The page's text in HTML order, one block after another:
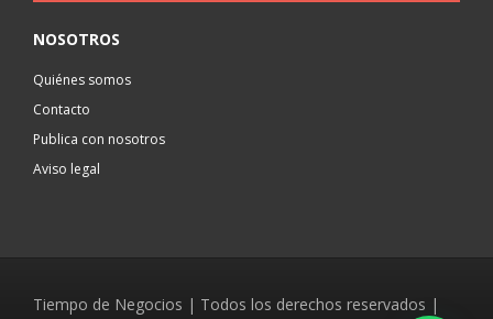
NOSOTROS
Quiénes somos
Contacto
Publica con nosotros
Aviso legal
Tiempo de Negocios | Todos los derechos reservados |